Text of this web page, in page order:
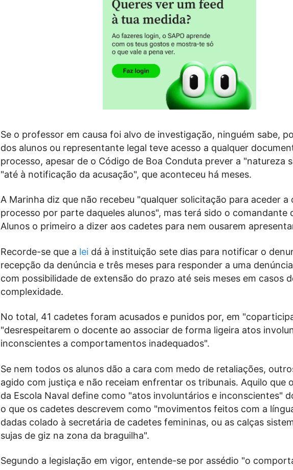
Se o professor em causa foi alvo de investigação, ninguém sabe,
dos alunos ou representante legal teve acesso a qualquer
processo, apesar de o Código de Boa Conduta prever a "natureza
"até à notificação da acusação", que aconteceu há meses.
A Marinha diz que não recebeu "qualquer solicitação para aceder a
processo por parte daqueles alunos", mas terá sido o comandante
Alunos o primeiro a dizer aos cadetes para nem ousarem
Recorde-se que a lei dá à instituição sete dias para notificar o
recepção da denúncia e três meses para responder a uma
com possibilidade de extensão do prazo até seis meses em casos
complexidade.
No total, 41 cadetes foram acusados e punidos por, em
"desrespeitarem o docente ao associar de forma ligeira atos
inconscientes a comportamentos inadequados".
Se nem todos os alunos dão a cara com medo de retaliações,
agido com justiça e não receiam enfrentar os tribunais. Aquilo que
da Escola Naval define como "atos involuntários e inconscientes"
o que os cadetes descrevem como "movimentos feitos com a
dadas colado à secretária de cadetes femininas, ou as calças
sujas de giz na zona da braguilha".
Segundo a legislação em vigor, entende-se por assédio "o